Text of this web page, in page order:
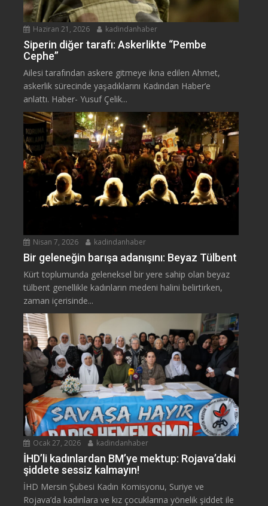
Haziran 21, 2026 kadindanhaber
Siperin diğer tarafı: Askerlikte “Pembe
Cephe”
Ailesi tarafından askere gitmeye ikna edilen Ahmet,
askerlik sürecinde yaşadıklarını Kadından Haber’e
anlattı. Haber- Yusuf Çelik...
Nisan 7, 2026 kadindanhaber
Bir geleneğin barışa adanışını: Beyaz Tülbent
Kürt toplumunda geleneksel bir yere sahip olan beyaz
tülbent genellikle kadınların medeni halini belirtirken,
zaman içerisinde...
Ocak 27, 2026 kadindanhaber
İHD’li kadınlardan BM’ye mektup: Rojava’daki
şiddete sessiz kalmayın!
İHD Mersin Şubesi Kadın Komisyonu, Suriye ve
Rojava’da kadınlara ve kız çocuklarına yönelik şiddet ile